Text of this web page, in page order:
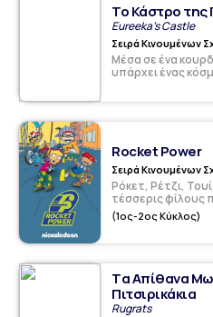
Το Κάστρο της
Eureeka's Castle
Σειρά Κινουμένων
Μέσα σε ένα
υπάρχει ένας
Rocket Power
Σειρά Κινουμένων
Ρόκετ, Ρέτζι,
τέσσερις φίλους
(1ος-2ος Κύκλος)
Tα Απίθανα
Πιτσιρικάκια
Rugrats